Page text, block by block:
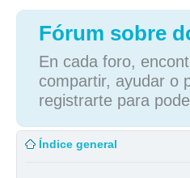
Fórum sobre
En cada foro,
compartir, ayudar o
registrarte para
Índice general